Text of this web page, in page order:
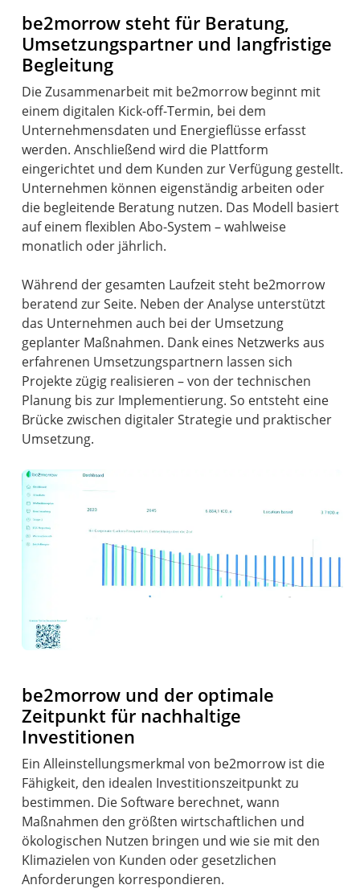
be2morrow steht für Beratung,
Umsetzungspartner und langfristige
Begleitung
Die Zusammenarbeit mit be2morrow beginnt mit
einem digitalen Kick-off-Termin, bei dem
Unternehmensdaten und Energieflüsse erfasst
werden. Anschließend wird die Plattform
eingerichtet und dem Kunden zur Verfügung gestellt.
Unternehmen können eigenständig arbeiten oder
die begleitende Beratung nutzen. Das Modell basiert
auf einem flexiblen Abo-System – wahlweise
monatlich oder jährlich.
Während der gesamten Laufzeit steht be2morrow
beratend zur Seite. Neben der Analyse unterstützt
das Unternehmen auch bei der Umsetzung
geplanter Maßnahmen. Dank eines Netzwerks aus
erfahrenen Umsetzungspartnern lassen sich
Projekte zügig realisieren – von der technischen
Planung bis zur Implementierung. So entsteht eine
Brücke zwischen digitaler Strategie und praktischer
Umsetzung.
be2morrow und der optimale
Zeitpunkt für nachhaltige
Investitionen
Ein Alleinstellungsmerkmal von be2morrow ist die
Fähigkeit, den idealen Investitionszeitpunkt zu
bestimmen. Die Software berechnet, wann
Maßnahmen den größten wirtschaftlichen und
ökologischen Nutzen bringen und wie sie mit den
Klimazielen von Kunden oder gesetzlichen
Anforderungen korrespondieren.